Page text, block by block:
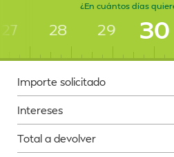
¿En cuántos días
27 28 29 30
Importe solicitado
Intereses
Total a devolver